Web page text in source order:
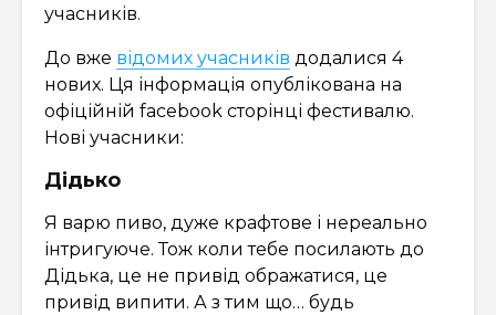
учасників.
До вже відомих учасників додалися 4
нових. Ця інформація опублікована на
офіційній facebook сторінці фестивалю.
Нові учасники:
Дідько
Я варю пиво, дуже крафтове і нереально
інтригуюче. Тож коли тебе посилають до
Дідька, це не привід ображатися, це
привід випити. А з тим що… будь